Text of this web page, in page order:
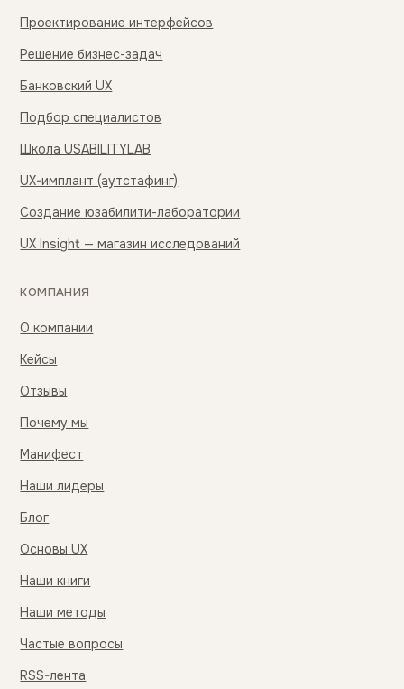
Проектирование интерфейсов
Решение бизнес-задач
Банковский UX
Подбор специалистов
Школа USABILITYLAB
UX-имплант (аутстафинг)
Создание юзабилити-лаборатории
UX Insight — магазин исследований
КОМПАНИЯ
О компании
Кейсы
Отзывы
Почему мы
Манифест
Наши лидеры
Блог
Основы UX
Наши книги
Наши методы
Частые вопросы
RSS-лента